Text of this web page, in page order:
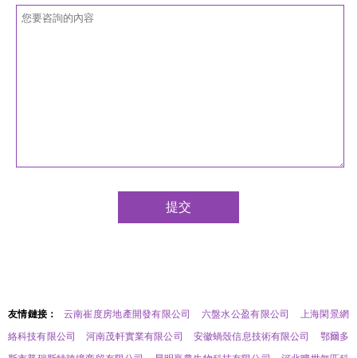
友情鏈接： 云南崔度房地產開發有限公司 六盤水公盈有限公司
上海閑景網
絡科技有限公司
河南茂軒實業有限公司 安徽蝸殼信息技術有限公司
鄂爾多